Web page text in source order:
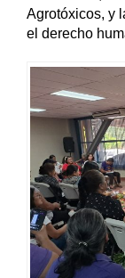
Agrotóxicos, y
el derecho